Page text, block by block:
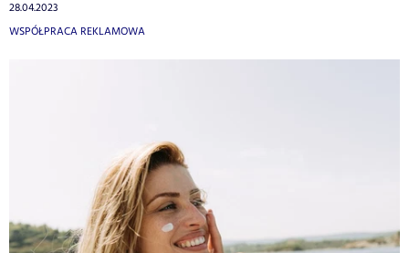
28.04.2023
WSPÓŁPRACA REKLAMOWA